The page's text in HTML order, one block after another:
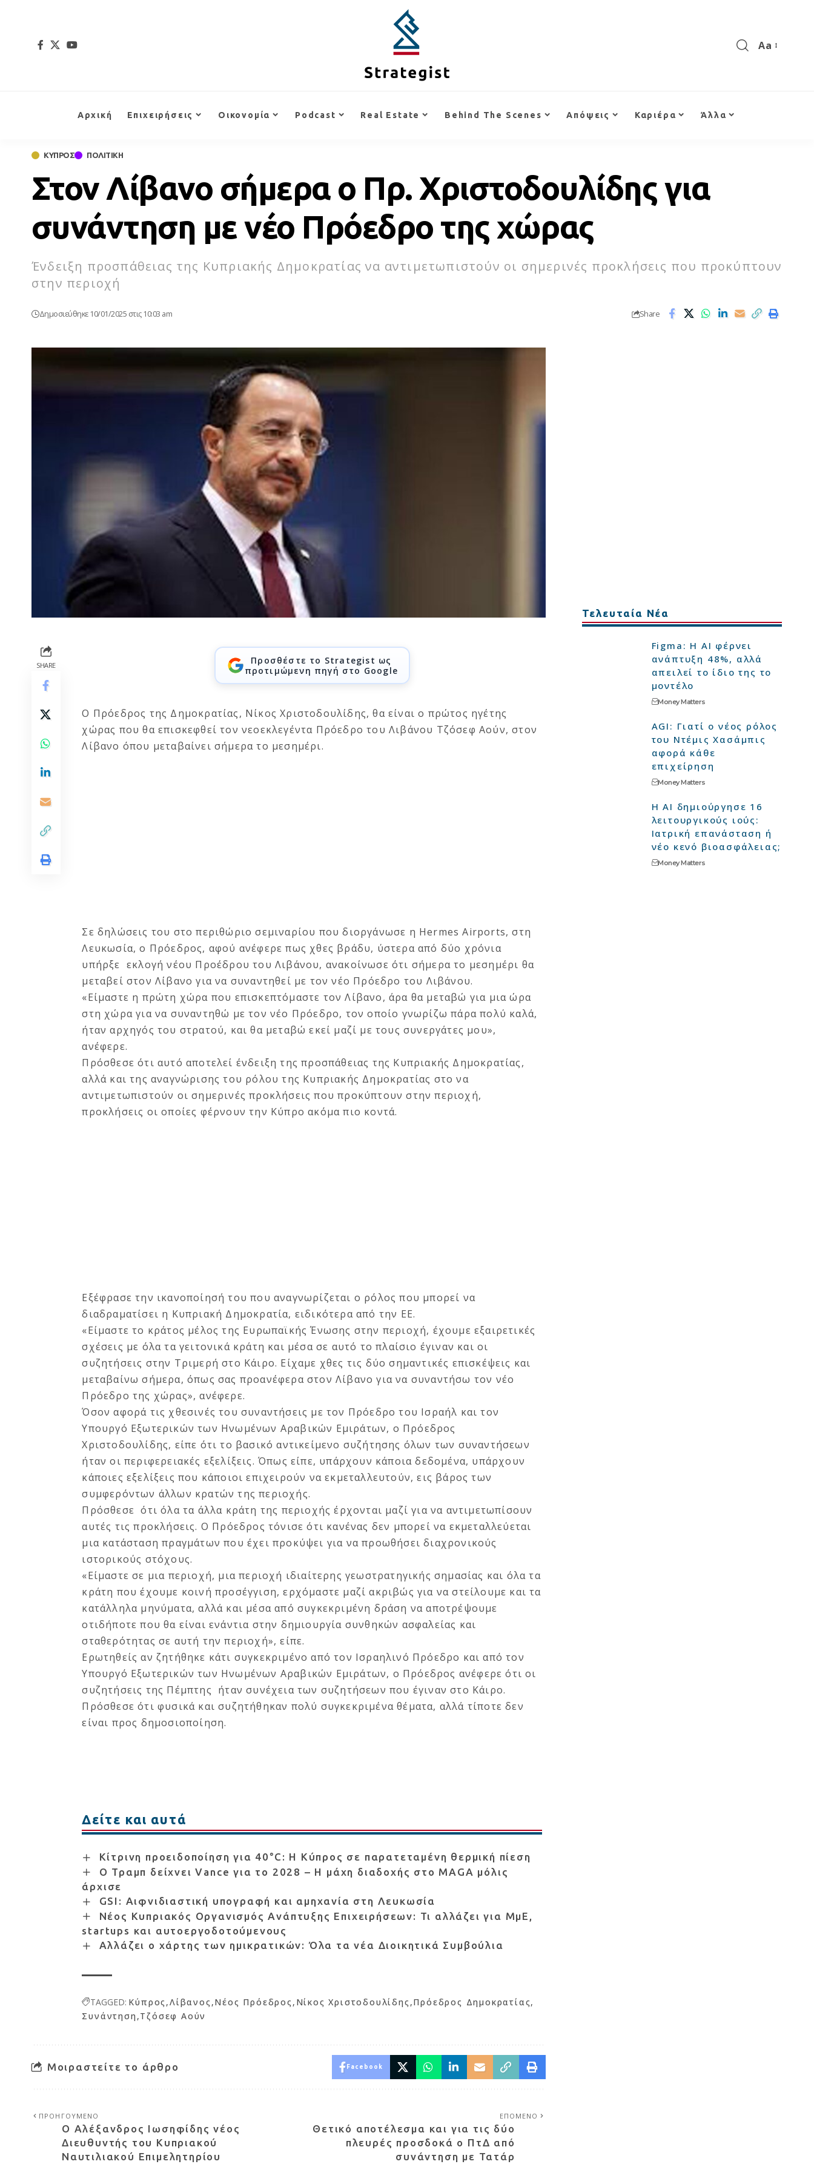
Aa
Αρχική Επιχειρήσεις Οικονομία Podcast Real Estate Behind The Scenes Απόψεις Καριέρα Άλλα
ΚΥΠΡΟΣ ΠΟΛΙΤΙΚΗ
Στον Λίβανο σήμερα ο Πρ. Χριστοδουλίδης για
συνάντηση με νέο Πρόεδρο της χώρας
Ένδειξη προσπάθειας της Κυπριακής Δημοκρατίας να αντιμετωπιστούν οι σημερινές προκλήσεις που προκύπτουν
στην περιοχή
Δημοσιεύθηκε 10/01/2025 στις 10:03 am Share
SHARE
Προσθέστε το Strategist ως
προτιμώμενη πηγή στο Google
Ο Πρόεδρος της Δημοκρατίας, Νίκος Χριστοδουλίδης, θα είναι ο πρώτος ηγέτης
χώρας που θα επισκεφθεί τον νεοεκλεγέντα Πρόεδρο του Λιβάνου Τζόσεφ Αούν, στον
Λίβανο όπου μεταβαίνει σήμερα το μεσημέρι.
Σε δηλώσεις του στο περιθώριο σεμιναρίου που διοργάνωσε η Hermes Airports, στη
Λευκωσία, ο Πρόεδρος, αφού ανέφερε πως χθες βράδυ, ύστερα από δύο χρόνια
υπήρξε εκλογή νέου Προέδρου του Λιβάνου, ανακοίνωσε ότι σήμερα το μεσημέρι θα
μεταβεί στον Λίβανο για να συναντηθεί με τον νέο Πρόεδρο του Λιβάνου.
«Είμαστε η πρώτη χώρα που επισκεπτόμαστε τον Λίβανο, άρα θα μεταβώ για μια ώρα
στη χώρα για να συναντηθώ με τον νέο Πρόεδρο, τον οποίο γνωρίζω πάρα πολύ καλά,
ήταν αρχηγός του στρατού, και θα μεταβώ εκεί μαζί με τους συνεργάτες μου»,
ανέφερε.
Πρόσθεσε ότι αυτό αποτελεί ένδειξη της προσπάθειας της Κυπριακής Δημοκρατίας,
αλλά και της αναγνώρισης του ρόλου της Κυπριακής Δημοκρατίας στο να
αντιμετωπιστούν οι σημερινές προκλήσεις που προκύπτουν στην περιοχή,
προκλήσεις οι οποίες φέρνουν την Κύπρο ακόμα πιο κοντά.
Εξέφρασε την ικανοποίησή του που αναγνωρίζεται ο ρόλος που μπορεί να
διαδραματίσει η Κυπριακή Δημοκρατία, ειδικότερα από την ΕΕ.
«Είμαστε το κράτος μέλος της Ευρωπαϊκής Ένωσης στην περιοχή, έχουμε εξαιρετικές
σχέσεις με όλα τα γειτονικά κράτη και μέσα σε αυτό το πλαίσιο έγιναν και οι
συζητήσεις στην Τριμερή στο Κάιρο. Είχαμε χθες τις δύο σημαντικές επισκέψεις και
μεταβαίνω σήμερα, όπως σας προανέφερα στον Λίβανο για να συναντήσω τον νέο
Πρόεδρο της χώρας», ανέφερε.
Όσον αφορά τις χθεσινές του συναντήσεις με τον Πρόεδρο του Ισραήλ και τον
Υπουργό Εξωτερικών των Ηνωμένων Αραβικών Εμιράτων, ο Πρόεδρος
Χριστοδουλίδης, είπε ότι το βασικό αντικείμενο συζήτησης όλων των συναντήσεων
ήταν οι περιφερειακές εξελίξεις. Όπως είπε, υπάρχουν κάποια δεδομένα, υπάρχουν
κάποιες εξελίξεις που κάποιοι επιχειρούν να εκμεταλλευτούν, εις βάρος των
συμφερόντων άλλων κρατών της περιοχής.
Πρόσθεσε ότι όλα τα άλλα κράτη της περιοχής έρχονται μαζί για να αντιμετωπίσουν
αυτές τις προκλήσεις. Ο Πρόεδρος τόνισε ότι κανένας δεν μπορεί να εκμεταλλεύεται
μια κατάσταση πραγμάτων που έχει προκύψει για να προωθήσει διαχρονικούς
ιστορικούς στόχους.
«Είμαστε σε μια περιοχή, μια περιοχή ιδιαίτερης γεωστρατηγικής σημασίας και όλα τα
κράτη που έχουμε κοινή προσέγγιση, ερχόμαστε μαζί ακριβώς για να στείλουμε και τα
κατάλληλα μηνύματα, αλλά και μέσα από συγκεκριμένη δράση να αποτρέψουμε
οτιδήποτε που θα είναι ενάντια στην δημιουργία συνθηκών ασφαλείας και
σταθερότητας σε αυτή την περιοχή», είπε.
Ερωτηθείς αν ζητήθηκε κάτι συγκεκριμένο από τον Ισραηλινό Πρόεδρο και από τον
Υπουργό Εξωτερικών των Ηνωμένων Αραβικών Εμιράτων, ο Πρόεδρος ανέφερε ότι οι
συζητήσεις της Πέμπτης ήταν συνέχεια των συζητήσεων που έγιναν στο Κάιρο.
Πρόσθεσε ότι φυσικά και συζητήθηκαν πολύ συγκεκριμένα θέματα, αλλά τίποτε δεν
είναι προς δημοσιοποίηση.
Δείτε και αυτά
Κίτρινη προειδοποίηση για 40°C: Η Κύπρος σε παρατεταμένη θερμική πίεση
Ο Τραμπ δείχνει Vance για το 2028 – Η μάχη διαδοχής στο MAGA μόλις
άρχισε
GSI: Αιφνιδιαστική υπογραφή και αμηχανία στη Λευκωσία
Νέος Κυπριακός Οργανισμός Ανάπτυξης Επιχειρήσεων: Τι αλλάζει για ΜμΕ,
startups και αυτοεργοδοτούμενους
Αλλάζει ο χάρτης των ημικρατικών: Όλα τα νέα Διοικητικά Συμβούλια
TAGGED: Κύπρος Λίβανος Νέος Πρόεδρος Νίκος Χριστοδουλίδης Πρόεδρος Δημοκρατίας
Συνάντηση Τζόσεφ Αούν
Μοιραστείτε το άρθρο Facebook
ΠΡΟΗΓΟΥΜΕΝΟ
Ο Αλέξανδρος Ιωσηφίδης νέος
Διευθυντής του Κυπριακού
Ναυτιλιακού Επιμελητηρίου
ΕΠΟΜΕΝΟ
Θετικό αποτέλεσμα και για τις δύο
πλευρές προσδοκά ο ΠτΔ από
συνάντηση με Τατάρ
Τελευταία Νέα
Figma: Η AI φέρνει
ανάπτυξη 48%, αλλά
απειλεί το ίδιο της το
μοντέλο
Money Matters
AGI: Γιατί ο νέος ρόλος
του Ντέμις Χασάμπις
αφορά κάθε
επιχείρηση
Money Matters
Η AI δημιούργησε 16
λειτουργικούς ιούς:
Ιατρική επανάσταση ή
νέο κενό βιοασφάλειας;
Money Matters